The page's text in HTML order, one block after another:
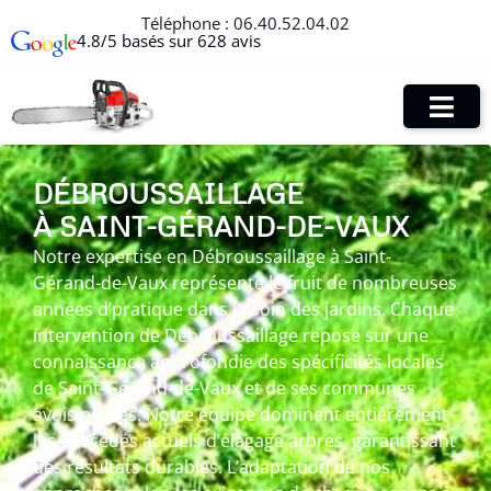
Téléphone : 06.40.52.04.02
4.8/5 basés sur 628 avis
DÉBROUSSAILLAGE
À SAINT-GÉRAND-DE-VAUX
Notre expertise en Débroussaillage à Saint-
Gérand-de-Vaux représente le fruit de nombreuses
années d’pratique dans le soin des jardins. Chaque
intervention de Débroussaillage repose sur une
connaissance approfondie des spécificités locales
de Saint-Gérand-de-Vaux et de ses communes
avoisinantes. Notre équipe dominent entièrement
les procédés actuels d’élagage arbres, garantissant
des résultats durables. L’adaptation de nos